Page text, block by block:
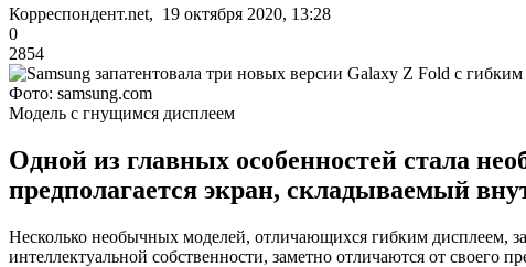
Корреспондент.net, 19 октября 2020, 13:28
0
2854
Фото: samsung.com
Модель с гнущимся дисплеем
Одной из главных особенностей стала
предполагается экран, складываемый
Несколько необычных моделей, отличающихся гибким дисплеем,
интеллектуальной собственности, заметно отличаются от своего